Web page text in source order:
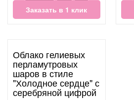
Заказать в 1 клик
Облако гелиевых
перламутровых
шаров в стиле
"Холодное сердце" с
серебряной цифрой